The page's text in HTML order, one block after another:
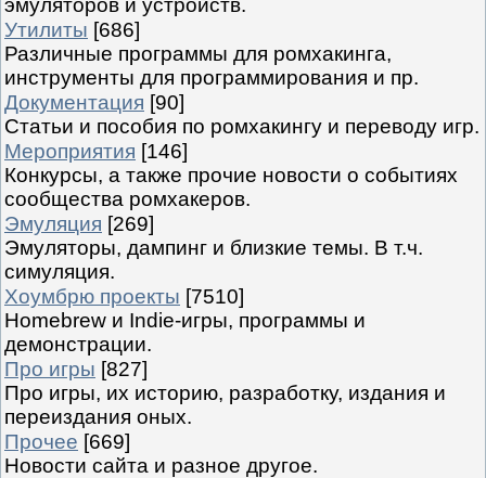
эмуляторов и устройств.
Утилиты [686]
Различные программы для ромхакинга,
инструменты для программирования и пр.
Документация [90]
Статьи и пособия по ромхакингу и переводу игр.
Мероприятия [146]
Конкурсы, а также прочие новости о событиях
сообщества ромхакеров.
Эмуляция [269]
Эмуляторы, дампинг и близкие темы. В т.ч.
симуляция.
Хоумбрю проекты [7510]
Homebrew и Indie-игры, программы и
демонстрации.
Про игры [827]
Про игры, их историю, разработку, издания и
переиздания оных.
Прочее [669]
Новости сайта и разное другое.